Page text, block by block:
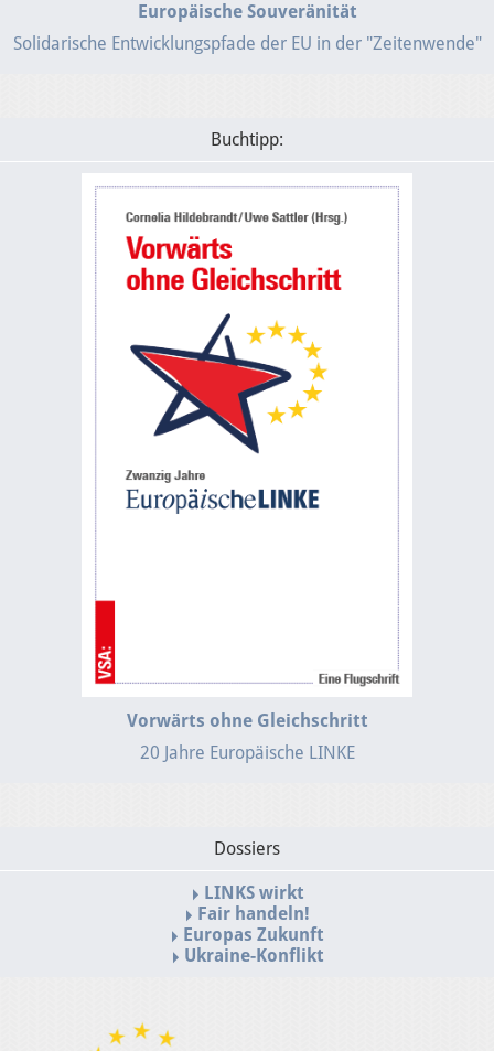
Europäische Souveränität
Solidarische Entwicklungspfade der EU in der "Zeitenwende"
Buchtipp:
Vorwärts ohne Gleichschritt
20 Jahre Europäische LINKE
Dossiers
LINKS wirkt
Fair handeln!
Europas Zukunft
Ukraine-Konflikt